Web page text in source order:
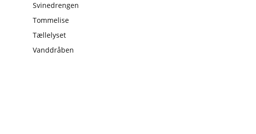
Svinedrengen
Tommelise
Tællelyset
Vanddråben